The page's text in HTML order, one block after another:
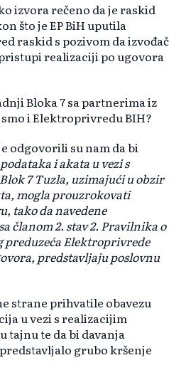
izvora rečeno da je raskid
što je EP BiH uputila
raskid s pozivom da izvođač
realizaciji po ugovora
Bloka 7 sa partnerima iz
i Elektroprivredu BIH?
odgovorili su nam da bi
i akata u vezi s
7 Tuzla, uzimajući u obzir
mogla prouzrokovati
tako da navedene
članom 2. stav 2. Pravilnika o
preduzeća Elektroprivrede
predstavljaju poslovnu
strane prihvatile obavezu
u vezi s realizacijim
tajnu te da bi davanja
grubo kršenje